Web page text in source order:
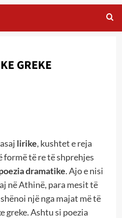
GREKE
lirike, kushtet e reja
formë të re të shprehjes
dramatike. Ajo e nisi
në Athinë, para mesit të
një nga majat më të
greke. Ashtu si poezia